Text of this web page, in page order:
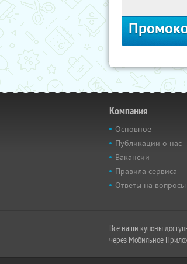
Компания
Основное
Публикации о нас
Вакансии
Правила сервиса
Ответы на вопросы
Все наши купоны
через Мобильное